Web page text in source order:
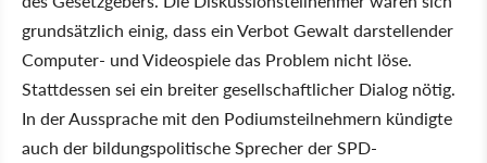
grundsätzlich einig, dass ein Verbot Gewalt darstellender
Computer- und Videospiele das Problem nicht löse.
Stattdessen sei ein breiter gesellschaftlicher Dialog nötig.
In der Aussprache mit den Podiumsteilnehmern kündigte
auch der bildungspolitische Sprecher der SPD-